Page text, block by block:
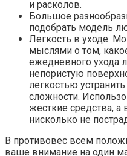
и расколов.
Большое
подобрать модель
Легкость в уходе.
мыслями о том,
ежедневного ухода
непористую
легкостью
сложности.
жесткие средства,
нисколько не
В противовес всем
ваше внимание на один